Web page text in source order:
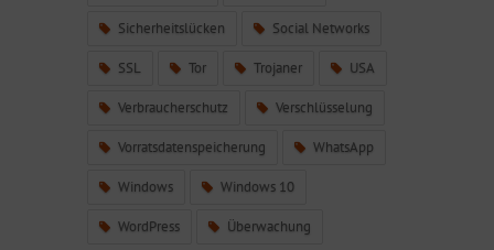
Sicherheitslücken Social Networks
SSL Tor Trojaner USA
Verbraucherschutz Verschlüsselung
Vorratsdatenspeicherung WhatsApp
Windows Windows 10
WordPress Überwachung